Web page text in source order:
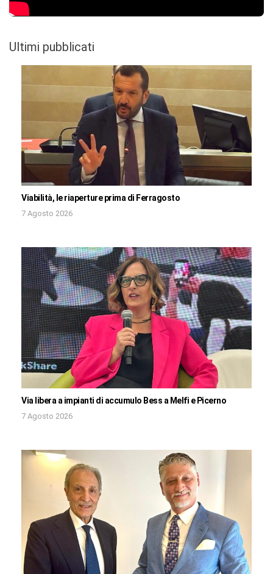
Ultimi pubblicati
Viabilità, le riaperture prima di Ferragosto
7 Agosto 2026
Via libera a impianti di accumulo Bess a Melfi e Picerno
7 Agosto 2026